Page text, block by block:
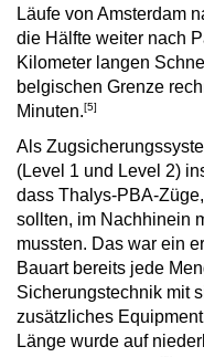
Läufe von Amsterdam
die Hälfte weiter nach
Kilometer langen
belgischen Grenze
Minuten.[5]
Als
(Level 1 und Level 2)
dass Thalys-PBA-
sollten, im Nachhinein
mussten. Das war ein
Bauart bereits jede
Sicherungstechnik mit
zusätzliches
Länge wurde auf